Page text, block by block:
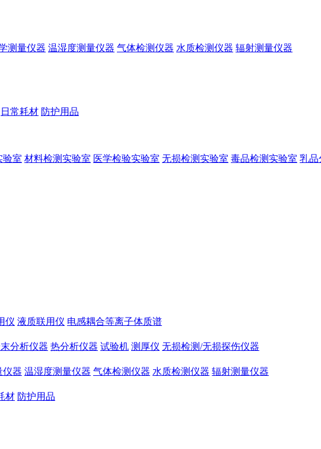
测量仪器 温湿度测量仪器 气体检测仪器 水质检测仪器 辐射测量仪器
日常耗材 防护用品
验室 材料检测实验室 医学检验实验室 无损检测实验室 毒品检测实验室 乳品
仪 液质联用仪 电感耦合等离子体质谱
分析仪器 热分析仪器 试验机 测厚仪 无损检测/无损探伤仪器
仪器 温湿度测量仪器 气体检测仪器 水质检测仪器 辐射测量仪器
材 防护用品